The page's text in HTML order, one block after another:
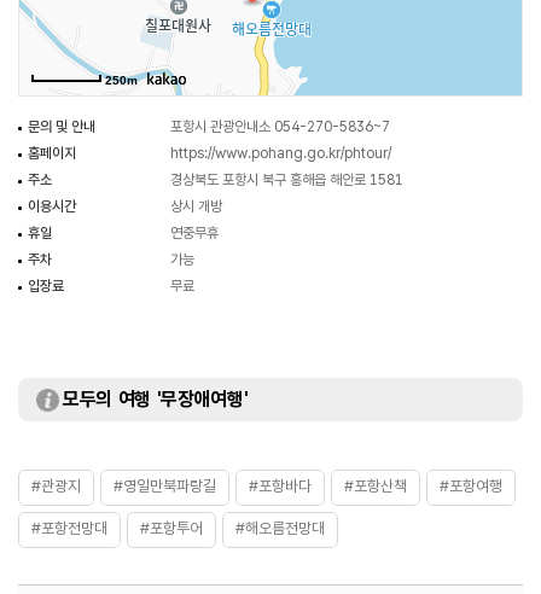
250m
문의 및 안내
포항시 관광안내소 054-270-5836~7
홈페이지
https://www.pohang.go.kr/phtour/
주소
경상북도 포항시 북구 흥해읍 해안로 1581
이용시간
상시 개방
휴일
연중무휴
주차
가능
입장료
무료
모두의 여행 '무장애여행'
#관광지 #영일만북파랑길 #포항바다 #포항산책 #포항여행
#포항전망대 #포항투어 #해오름전망대